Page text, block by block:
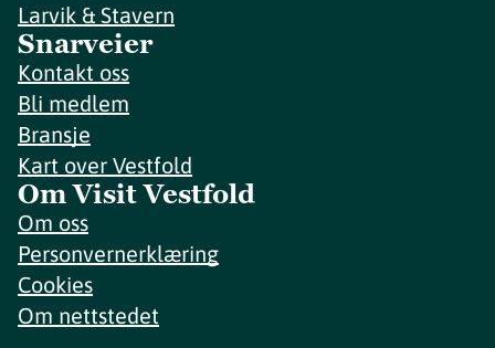
Larvik & Stavern
Snarveier
Kontakt oss
Bli medlem
Bransje
Kart over Vestfold
Om Visit Vestfold
Om oss
Personvernerklæring
Cookies
Om nettstedet